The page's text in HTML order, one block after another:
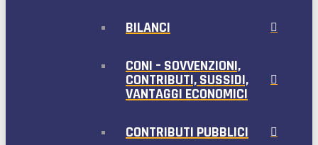
BILANCI
CONI – SOVVENZIONI,
CONTRIBUTI, SUSSIDI,
VANTAGGI ECONOMICI
CONTRIBUTI PUBBLICI